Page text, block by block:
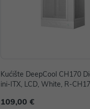
Kućište DeepCool CH170
ini-ITX, LCD, White, R-
109,00 €